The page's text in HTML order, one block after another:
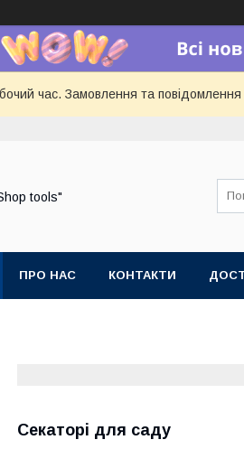
час. Замовлення та
tools"
ПРО НАС КОНТАКТИ
Секаторі для саду